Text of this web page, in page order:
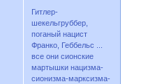
Гитлер-
шекельгруббер,
поганый нацист
Франко, Геббельс ...
все они сионские
мартышки нацизма-
сионизма-марксизма-